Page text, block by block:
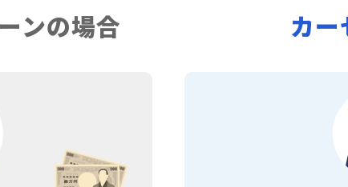
ンの場合 カ